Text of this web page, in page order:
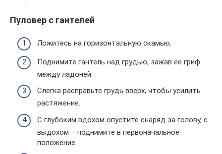
Пуловер с гантелей
Ложитесь на горизонтальную скамью.
Поднимите гантель над грудью, зажав ее гриф
между ладоней.
Слегка расправьте грудь вверх, чтобы усилить
растяжение.
С глубоким вдохом опустите снаряд за голову, с
выдохом – поднимите в первоначальное
положение.